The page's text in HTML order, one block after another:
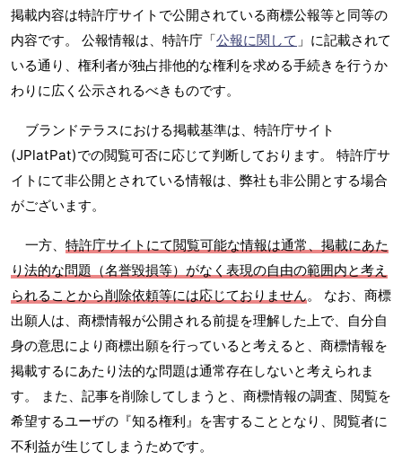
掲載内容は特許庁サイトで公開されている商標公報等と同等の
内容です。 公報情報は、特許庁「公報に関して 」に記載されて
いる通り、権利者が独占排他的な権利を求める手続きを行うか
わりに広く公示されるべきものです。
ブランドテラスにおける掲載基準は、特許庁サイト
(JPlatPat)での閲覧可否に応じて判断しております。 特許庁サ
イトにて非公開とされている情報は、弊社も非公開とする場合
がございます。
一方、 特許庁サイトにて閲覧可能な情報は通常、掲載にあた
り法的な問題（名誉毀損等）がなく表現の自由の範囲内と考え
られることから削除依頼等には応じておりません。 なお、商標
出願人は、商標情報が公開される前提を理解した上で、自分自
身の意思により商標出願を行っていると考えると、商標情報を
掲載するにあたり法的な問題は通常存在しないと考えられま
す。 また、記事を削除してしまうと、商標情報の調査、閲覧を
希望するユーザの『知る権利』を害することとなり、閲覧者に
不利益が生じてしまうためです。